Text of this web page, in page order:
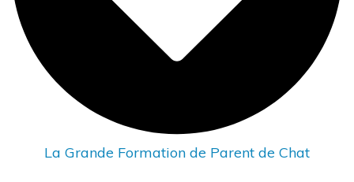
La Grande Formation de Parent de Chat